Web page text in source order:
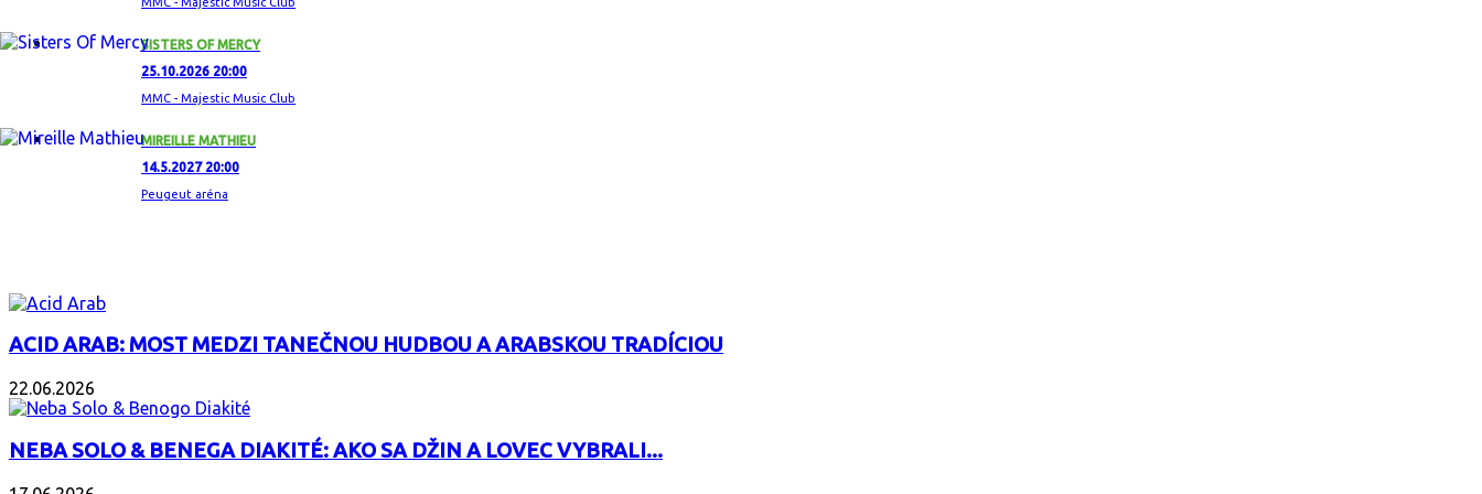
SISTERS OF MERCY
25.10.2026 20:00
MMC - Majestic Music Club
MIREILLE MATHIEU
14.5.2027 20:00
Peugeut aréna
ACID ARAB: MOST MEDZI TANEČNOU HUDBOU A ARABSKOU TRADÍCIOU
22.06.2026
NEBA SOLO & BENEGA DIAKITÉ: AKO SA DŽIN A LOVEC VYBRALI...